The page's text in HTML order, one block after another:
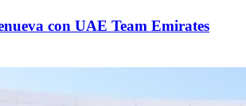
con UAE Team Emirates